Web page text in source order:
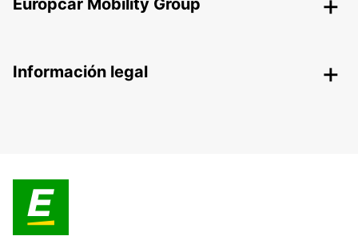
Europcar Mobility Group
Información legal